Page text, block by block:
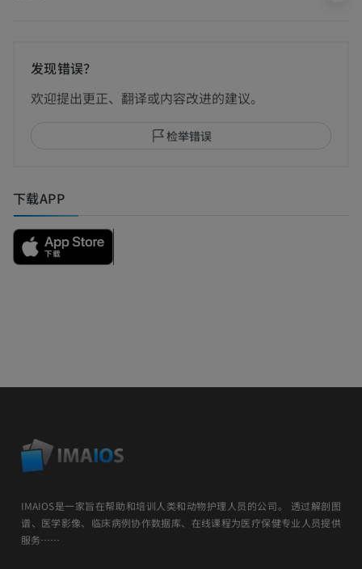
发现错误？
欢迎提出更正、翻译或内容改进的建议。
检举错误
下载APP
IMAIOS是一家旨在帮助和培训人类和动物护理人员的公司。 透过解剖图
谱、医学影像、临床病例协作数据库、在线课程为医疗保健专业人员提供
服务……